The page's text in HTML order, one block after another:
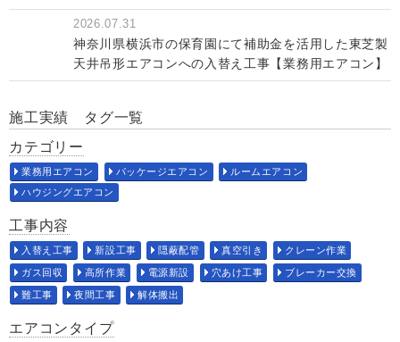
2026.07.31
神奈川県横浜市の保育園にて補助金を活用した東芝製
天井吊形エアコンへの入替え工事【業務用エアコン】
施工実績 タグ一覧
カテゴリー
業務用エアコン パッケージエアコン
ルームエアコン
ハウジングエアコン
工事内容
入替え工事 新設工事 隠蔽配管 真空引き クレーン作業
ガス回収 高所作業 電源新設 穴あけ工事 ブレーカー交換
難工事 夜間工事 解体搬出
エアコンタイプ